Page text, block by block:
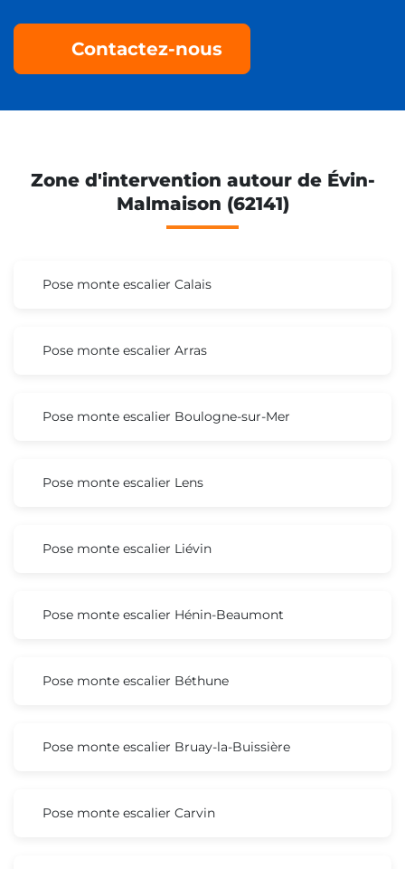
Contactez-nous
Zone d'intervention autour de Évin-
Malmaison (62141)
Pose monte escalier Calais
Pose monte escalier Arras
Pose monte escalier Boulogne-sur-Mer
Pose monte escalier Lens
Pose monte escalier Liévin
Pose monte escalier Hénin-Beaumont
Pose monte escalier Béthune
Pose monte escalier Bruay-la-Buissière
Pose monte escalier Carvin